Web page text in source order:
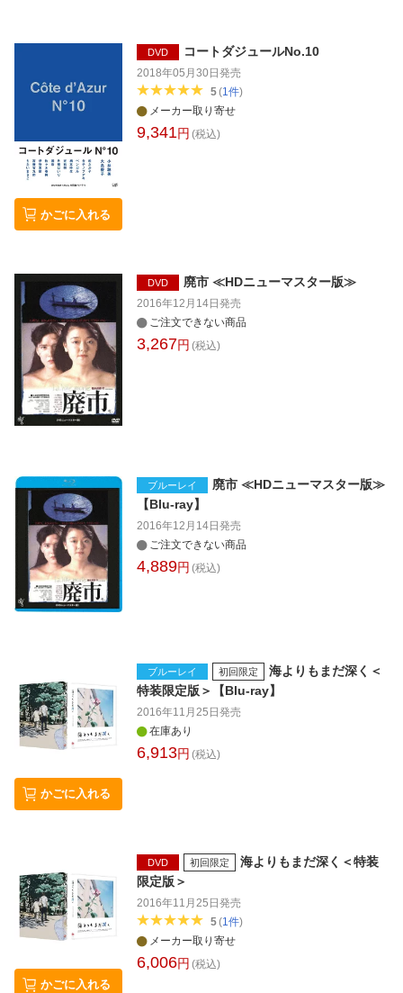
かごに入れる
DVD コートダジュールNo.10
2018年05月30日発売
5(1 件)
メーカー取り寄せ
9,341円 (税込)
DVD 廃市 ≪HDニューマスター版≫
2016年12月14日 発売
ご注文できない商品
3,267円 (税込)
ブルーレイ
廃市 ≪HDニューマスター版≫
【Blu-ray】
2016年12月14日発売
ご注文できない商品
4,889円 (税込)
かごに入れる
ブルーレイ 初回限定
海よりもまだ深く＜
特装限定版＞【Blu-ray】
2016年11月25日発売
在庫あり
6,913円 (税込)
かごに入れる
DVD 初回限定
海よりもまだ深く＜特装
限定版＞
2016年11月25日発売
5(1件)
メーカー取り寄せ
6,006円 (税込)